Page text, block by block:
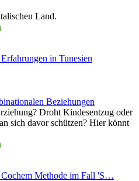
Land.
in Tunesien
Beziehungen
Droht Kindesentzug oder
sich davor schützen? Hier könnt
Cochem Methode im Fall 'S…